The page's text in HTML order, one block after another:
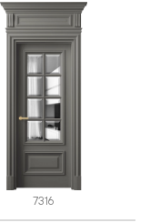
7316